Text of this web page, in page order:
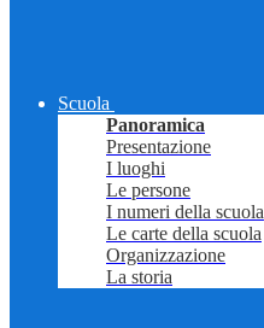
Scuola
Panoramica
Presentazione
I luoghi
Le persone
I numeri della scuola
Le carte della scuola
Organizzazione
La storia